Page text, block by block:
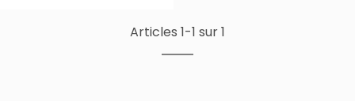
Articles 1-1 sur 1